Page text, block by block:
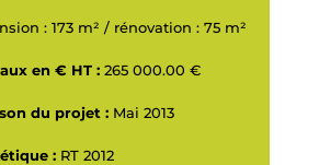
: 173 m² / rénovation : 75 m²
en € HT : 265 000.00 €
du projet : Mai 2013
: RT 2012